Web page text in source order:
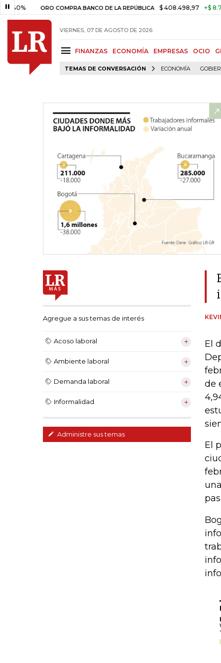
ORO COMPRA BANCO DE LA REPÚBLICA $ 408.498,97 +$ 8.753,81
VIERNES, 07 DE AGOSTO DE 2026
FINANZAS ECONOMÍA EMPRESAS OCIO
TEMAS DE CONVERSACIÓN ECONOMÍA
Agregue a sus temas de interés
Acoso laboral
Ambiente laboral
Demanda laboral
Informalidad
Administre sus temas
El
de
El